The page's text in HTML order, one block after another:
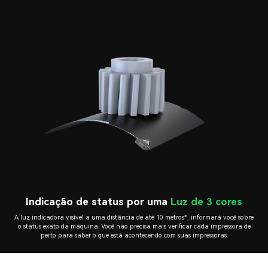
Indicação de status por uma Luz de 3 cores
A luz indicadora visível a uma distância de até 10 metros*, informará você sobre
o status exato da máquina. Você não precisa mais verificar cada impressora de
perto para saber o que está acontecendo com suas impressoras.